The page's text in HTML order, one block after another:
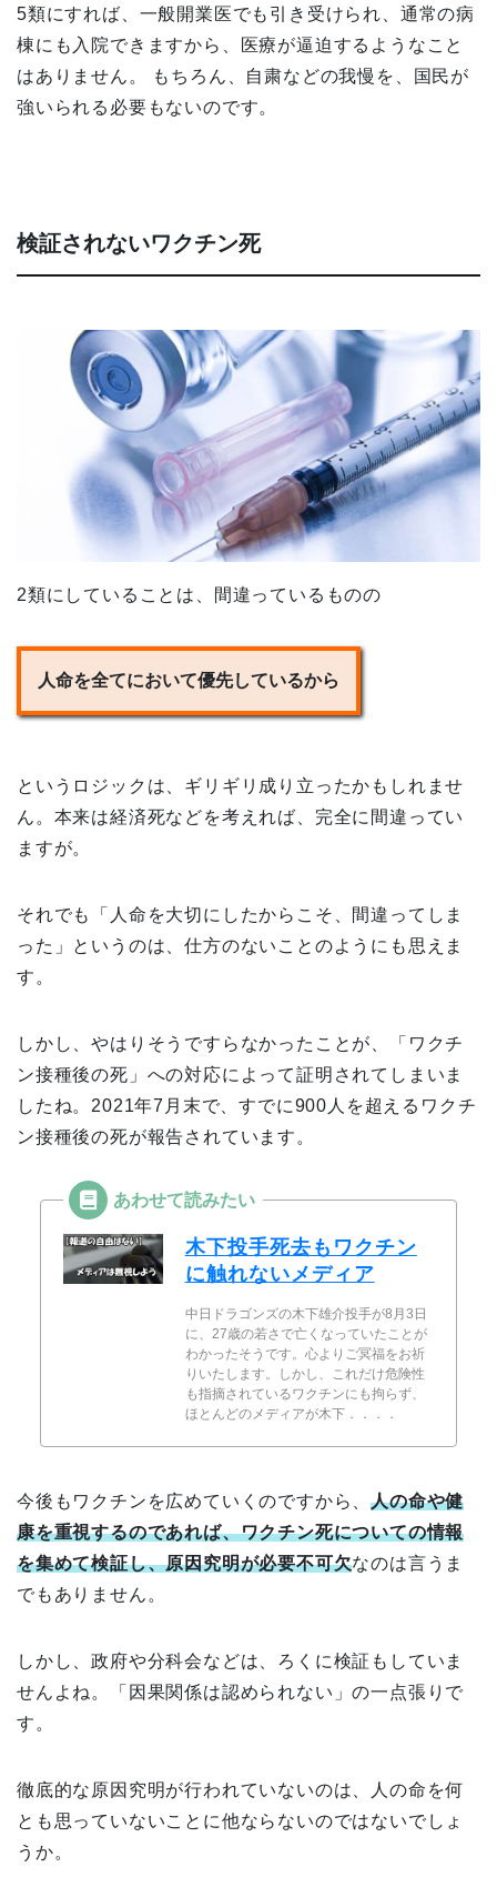
5類にすれば、一般開業医でも引き受けられ、通常の病
棟にも入院できますから、医療が逼迫するようなこと
はありません。 もちろん、自粛などの我慢を、国民が
強いられる必要もないのです。
検証されないワクチン死
2類にしていることは、間違っているものの
人命を全てにおいて優先しているから
というロジックは、ギリギリ成り立ったかもしれませ
ん。本来は経済死などを考えれば、完全に間違ってい
ますが。
それでも「人命を大切にしたからこそ、間違ってしま
った」というのは、仕方のないことのようにも思えま
す。
しかし、やはりそうですらなかったことが、「ワクチ
ン接種後の死」への対応によって証明されてしまいま
したね。2021年7月末で、すでに900人を超えるワクチ
ン接種後の死が報告されています。
木下投手死去もワクチン
に触れないメディア
中日ドラゴンズの木下雄介投手が8月3日
に、27歳の若さで亡くなっていたことが
わかったそうです。心よりご冥福をお祈
りいたします。しかし、これだけ危険性
も指摘されているワクチンにも拘らず、
ほとんどのメディアが木下．．．．
今後もワクチンを広めていくのですから、人の命や健
康を重視するのであれば、ワクチン死についての情報
を集めて検証し、原因究明が必要不可欠なのは言うま
でもありません。
しかし、政府や分科会などは、ろくに検証もしていま
せんよね。「因果関係は認められない」の一点張りで
す。
徹底的な原因究明が行われていないのは、人の命を何
とも思っていないことに他ならないのではないでしょ
うか。